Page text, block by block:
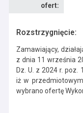
ofert:
Rozstrzygnięcie:
Zamawiający,
z dnia 11 września
Dz. U. z 2024 r.
iż w
wybrano ofertę